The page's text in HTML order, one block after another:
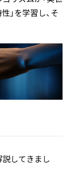
」を学習し、そ
してきまし